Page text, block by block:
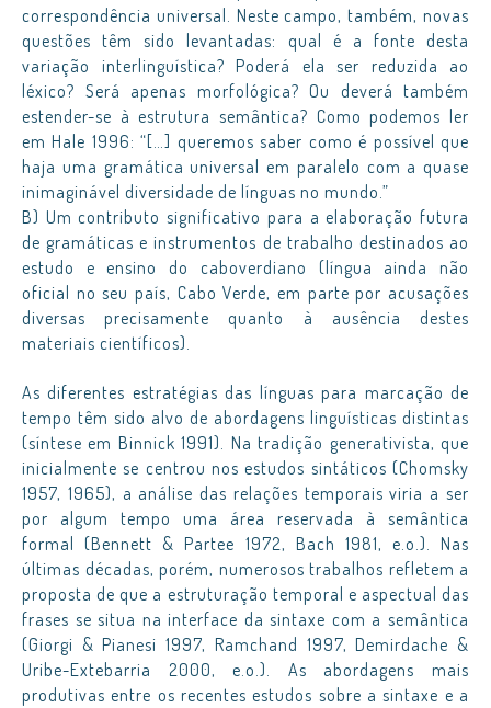
correspondência universal. Neste campo, também, novas
questões têm sido levantadas: qual é a fonte desta
variação interlinguística? Poderá ela ser reduzida ao
léxico? Será apenas morfológica? Ou deverá também
estender-se à estrutura semântica? Como podemos ler
em Hale 1996: “[…] queremos saber como é possível que
haja uma gramática universal em paralelo com a quase
inimaginável diversidade de línguas no mundo.”
B) Um contributo significativo para a elaboração futura
de gramáticas e instrumentos de trabalho destinados ao
estudo e ensino do caboverdiano (língua ainda não
oficial no seu país, Cabo Verde, em parte por acusações
diversas precisamente quanto à ausência destes
materiais científicos).
As diferentes estratégias das línguas para marcação de
tempo têm sido alvo de abordagens linguísticas distintas
(síntese em Binnick 1991). Na tradição generativista, que
inicialmente se centrou nos estudos sintáticos (Chomsky
1957, 1965), a análise das relações temporais viria a ser
por algum tempo uma área reservada à semântica
formal (Bennett & Partee 1972, Bach 1981, e.o.). Nas
últimas décadas, porém, numerosos trabalhos refletem a
proposta de que a estruturação temporal e aspectual das
frases se situa na interface da sintaxe com a semântica
(Giorgi & Pianesi 1997, Ramchand 1997, Demirdache &
Uribe-Extebarria 2000, e.o.). As abordagens mais
produtivas entre os recentes estudos sobre a sintaxe e a